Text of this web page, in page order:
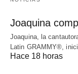
Joaquina
Joaquina, la
Latin GRAMMY®,
Hace 18 horas